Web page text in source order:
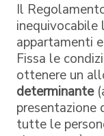
Il
inequivocabile
appartamenti e
Fissa le
ottenere un
determinante
presentazione
tutte le